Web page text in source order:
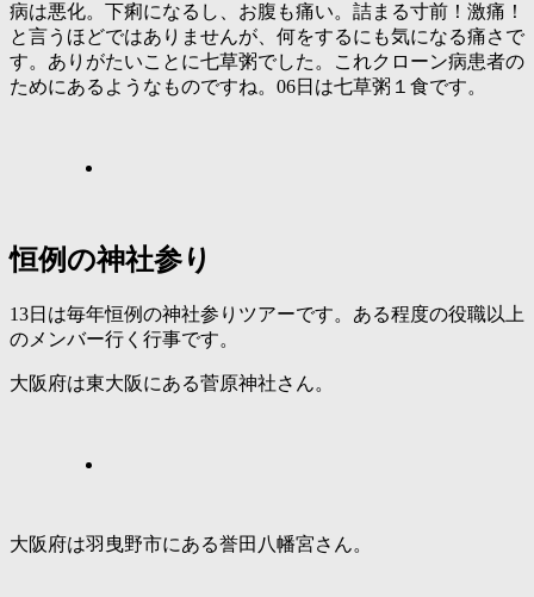
病は悪化。下痢になるし、お腹も痛い。詰まる寸前！激痛！
と言うほどではありませんが、何をするにも気になる痛さで
す。ありがたいことに七草粥でした。これクローン病患者の
ためにあるようなものですね。06日は七草粥１食です。
恒例の神社参り
13日は毎年恒例の神社参りツアーです。ある程度の役職以上
のメンバー行く行事です。
大阪府は東大阪にある菅原神社さん。
大阪府は羽曳野市にある誉田八幡宮さん。